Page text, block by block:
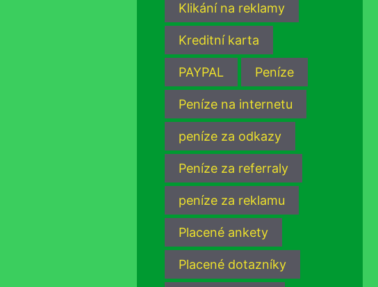
Klikání na reklamy
Kreditní karta
PAYPAL Peníze
Peníze na internetu
peníze za odkazy
Peníze za referraly
peníze za reklamu
Placené ankety
Placené dotazníky